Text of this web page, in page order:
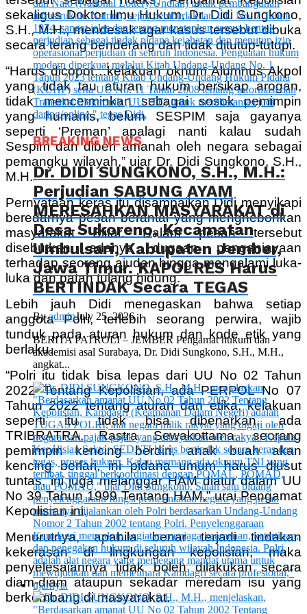
sekaligus Doktor Ilmu Hukum, Dr. Didi Sungkono,
S.H., M.H., mendesak agar kasus tersebut dibuka
secara terang benderang dan tidak ditutup-tutupi.
“Harus dicopot…kelakuan oknum Alumnus Akpol
yang tidak tau aturan hukum bersikap arogan,
tidak mencerminkan sebagai sosok pemimpin
yang humanis, belum SESPIM saja gayanya
seperti ‘Preman’ apalagi nanti kalau sudah
Sespim dan diberi amanah oleh negara sebagai
pemangku wilayah,” ujar Dr. Didi Sungkono, S.H.,
M.H.
Pernyataan keras itu disampaikan Didi menyikapi
beredarnya pesan berantai yang menghebohkan
masyarakat Blitar. Dalam pesan tersebut
disebutkan adanya dugaan penganiayaan
terhadap seorang ajudan hingga mengalami luka-
luka dan patah tulang hidung.
Lebih jauh Didi menegaskan bahwa setiap
anggota Polri, terlebih seorang perwira, wajib
tunduk pada aturan hukum dan kode etik yang
berlaku.
“Polri itu tidak bisa lepas dari UU No 02 Tahun
2022 Tentang Kepolisian, ada PERPOL No 07
Tahun 2022 tentang aturan dan etika, kelakuan
seperti itu tidak bisa dibenarkan, ada
TRIBRATRA, Rastra Sewakottama, seorang
pemimpin kencing berdiri, anak buah akan
kencing berlari, ini pidana umum harus diusut
tuntas, ini juga melanggar HAM diatur dalam UU
No 39 Tahun 1999 Tentang HAM,” urai Pengamat
Kepolisian ini.
Menurutnya, apabila benar terjadi tindakan
kekerasan di lingkungan kepolisian, maka
penyelesaiannya tidak boleh dilakukan secara
diam-diam ataupun sekadar meredam isu yang
berkembang di masyarakat.
BREAKING NEWS
Dr. DIDI SUNGKONO, S.H., M.H.:
Perjudian SABUNG AYAM
MERESAHKAN MASYARAKAT di
Desa Sukoreno, Kecamatan
Umbulsari, Kabupaten Jember,
Jawa Timur. KAPOLRES Harus
BERTINDAK Secara TEGAS
ByadminJuly 25, 2026
BERITA PATROLI – JEMBER Pengamat hukum dan
akademisi asal Surabaya, Dr. Didi Sungkono, S.H., M.H.,
angkat...